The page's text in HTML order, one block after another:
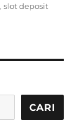
,slot deposit
CARI